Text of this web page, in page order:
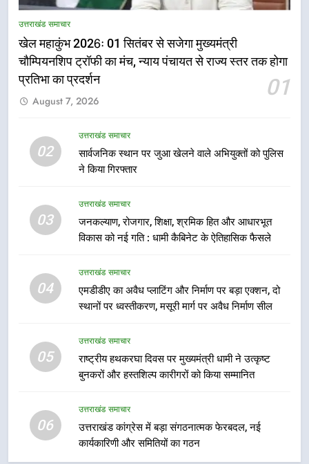
उत्तराखंड समाचार
खेल महाकुंभ 2026ः 01 सितंबर से सजेगा मुख्यमंत्री
चौम्पियनशिप ट्रॉफी का मंच, न्याय पंचायत से राज्य स्तर तक होगा
प्रतिभा का प्रदर्शन
01
August 7, 2026
02
उत्तराखंड समाचार
सार्वजनिक स्थान पर जुआ खेलने वाले अभियुक्तों को पुलिस
ने किया गिरफ्तार
03
उत्तराखंड समाचार
जनकल्याण, रोजगार, शिक्षा, श्रमिक हित और आधारभूत
विकास को नई गति : धामी कैबिनेट के ऐतिहासिक फैसले
04
उत्तराखंड समाचार
एमडीडीए का अवैध प्लाटिंग और निर्माण पर बड़ा एक्शन, दो
स्थानों पर ध्वस्तीकरण, मसूरी मार्ग पर अवैध निर्माण सील
05
उत्तराखंड समाचार
राष्ट्रीय हथकरघा दिवस पर मुख्यमंत्री धामी ने उत्कृष्ट
बुनकरों और हस्तशिल्प कारीगरों को किया सम्मानित
06
उत्तराखंड समाचार
उत्तराखंड कांग्रेस में बड़ा संगठनात्मक फेरबदल, नई
कार्यकारिणी और समितियों का गठन
राष्ट्रीय हथकरघा दिवस पर मुख्यमंत्री
कारीगरों को किया सम्मानित
उत्तराखंड समाचार
6
का गठन
उत्तराखंड समाचार
देना सरकार की सर्वोच्च प्राथमिकता, आने
वाले महीनों में हजारों पदों पर की जाएगी
भर्ती
उत्तराखंड समाचार
दिल्ली-देहरादून आर्थिक कॉरिडोर से जुड़ी
12 किमी ग्रीनफील्ड बाईपास परियोजना
निर्देश, सुरक्षा मानकों से कोई समझौता
नहींः डीएम
1
खेल महाकुंभ 2026ः 01 सितंबर से सजेगा
न्याय पंचायत से राज्य स्तर तक होगा
प्रतिभा का प्रदर्शन
उत्तराखंड समाचार